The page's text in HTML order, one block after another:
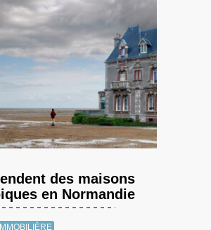
des maisons
en Normandie